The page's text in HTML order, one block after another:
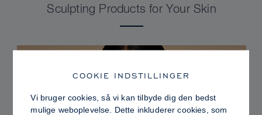
Sculpting Products for Your Skin
COOKIE INDSTILLINGER
Vi bruger cookies, så vi kan tilbyde dig den bedst
mulige weboplevelse. Dette inkluderer cookies, som